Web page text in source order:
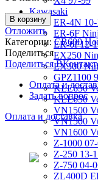
Kawasaki
ER-4N
ER-6F
ER-6F12-
EX250
EX300
GPZ1100
KLE650
KLE650
VN1500
VN1500
VN1600
Z-1000
Z-250 13-
Z-750 04-
ZL400D
В корзину
Отложить
Категории:CB600
Поделиться
Поделиться
Оплата и
Задать вопрос
Оплата и доставка